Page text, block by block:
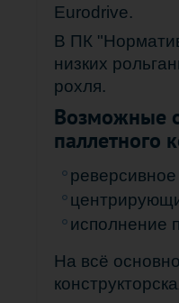
Eurodrive.
В ПК
низких
рохля.
Возможные
паллетного
исполнение
На всё